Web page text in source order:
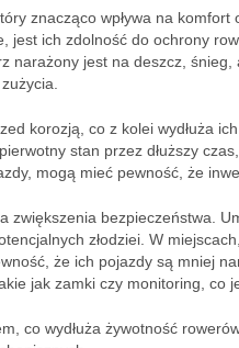
znacząco wpływa na
jest ich zdolność do ochrony
narażony jest na deszcz,
korozją, co z kolei wydłuża
stan przez dłuższy
mogą mieć pewność, że
zwiększenia bezpieczeństwa.
złodziei. W
że ich pojazdy są mniej
jak zamki czy monitoring, co
co wydłuża żywotność